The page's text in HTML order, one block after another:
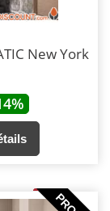
New York